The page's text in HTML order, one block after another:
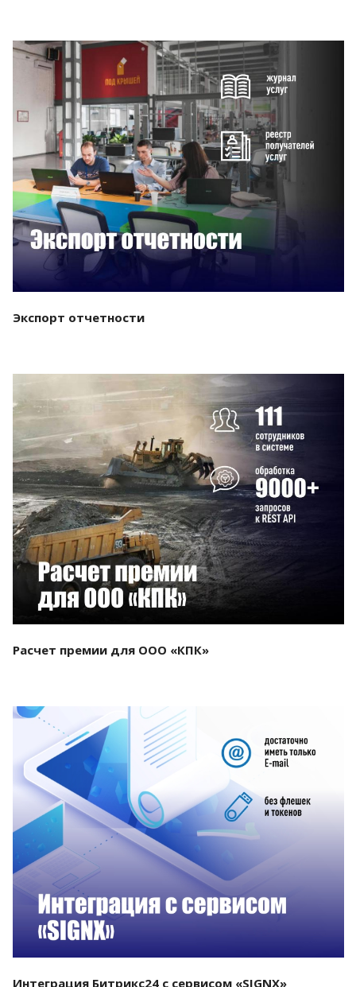
Смотреть проект
Экспорт отчетности
Смотреть проект
Расчет премии для ООО «КПК»
Смотреть проект
Интеграция Битрикс24 с сервисом «SIGNX»